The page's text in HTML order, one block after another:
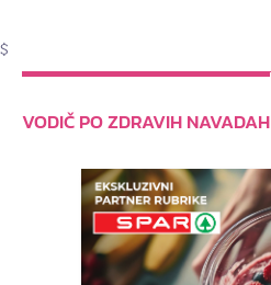
$
VODIČ PO ZDRAVIH NAVADAH